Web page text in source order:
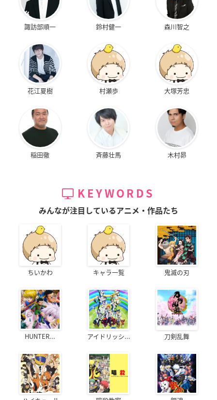
諏訪部順一 鈴村健一 森川智之
花江夏樹 村瀬歩 大塚芳忠
稲田徹 斉藤壮馬 木村昴
KEYWORDS
みんなが注目しているアニメ・作品たち
ちいかわ キャラ一覧 鬼滅の刃
HUNTER... アイドリッシ... 刀剣乱舞